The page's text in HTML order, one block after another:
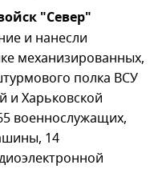
"Север"
и нанесли
механизированных,
полка ВСУ
и Харьковской
военнослужащих,
14